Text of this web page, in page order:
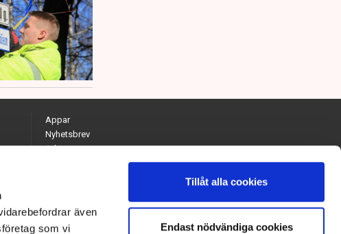
även
som vi
Tillåt alla cookies
Endast nödvändiga cookies
Appar
Nyhetsbrev
Arkiv
Kontakta redaktionen
Chefredaktör och ansvarig utgivare: